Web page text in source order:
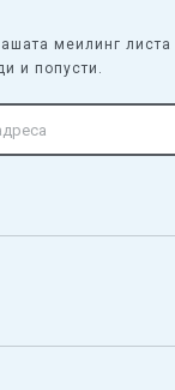
меилинг листа
и попусти.